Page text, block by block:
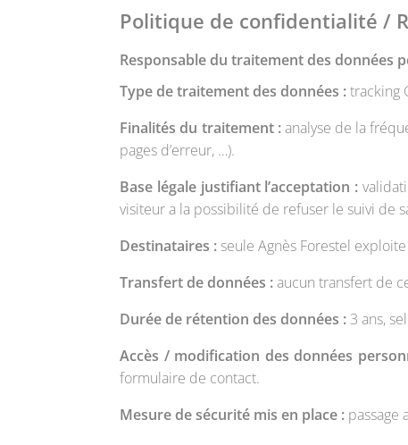
Politique de confidentialité /
Responsable du traitement des données
Type de traitement des données :tracking
Finalités du traitement :analyse de la
pages d’erreur, …).
Base légale justifiant l’acceptation :
visiteur a la possibilité de refuser le suivi de
Destinataires : seule Agnès Forestel
Transfert de données :aucun transfert de
Durée de rétention des données : 3 ans,
Accès / modification des données
formulaire de contact.
Mesure de sécurité mis en place : passage